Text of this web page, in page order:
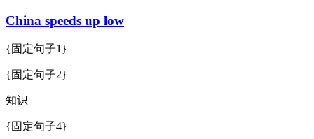
China speeds up low
{固定句子1}
{固定句子2}
知识
{固定句子4}